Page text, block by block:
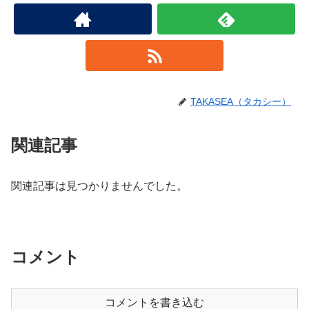
TAKASEA（タカシー）
関連記事
関連記事は見つかりませんでした。
コメント
コメントを書き込む